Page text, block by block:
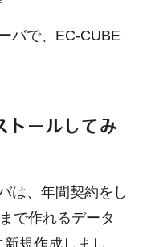
バで、EC-CUBE
トールしてみ
は、年間契約をし
で作れるデータ
規作成しまし